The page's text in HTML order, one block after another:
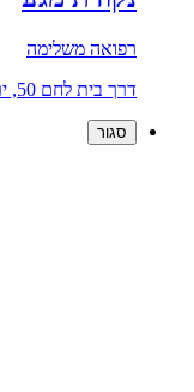
רפואה משלימה
דרך בית לחם 50, ירושלים
סגור